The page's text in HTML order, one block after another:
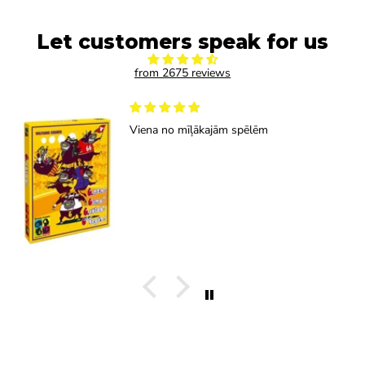
Let customers speak for us
from 2675 reviews
Viena no mīļākajām spēlēm